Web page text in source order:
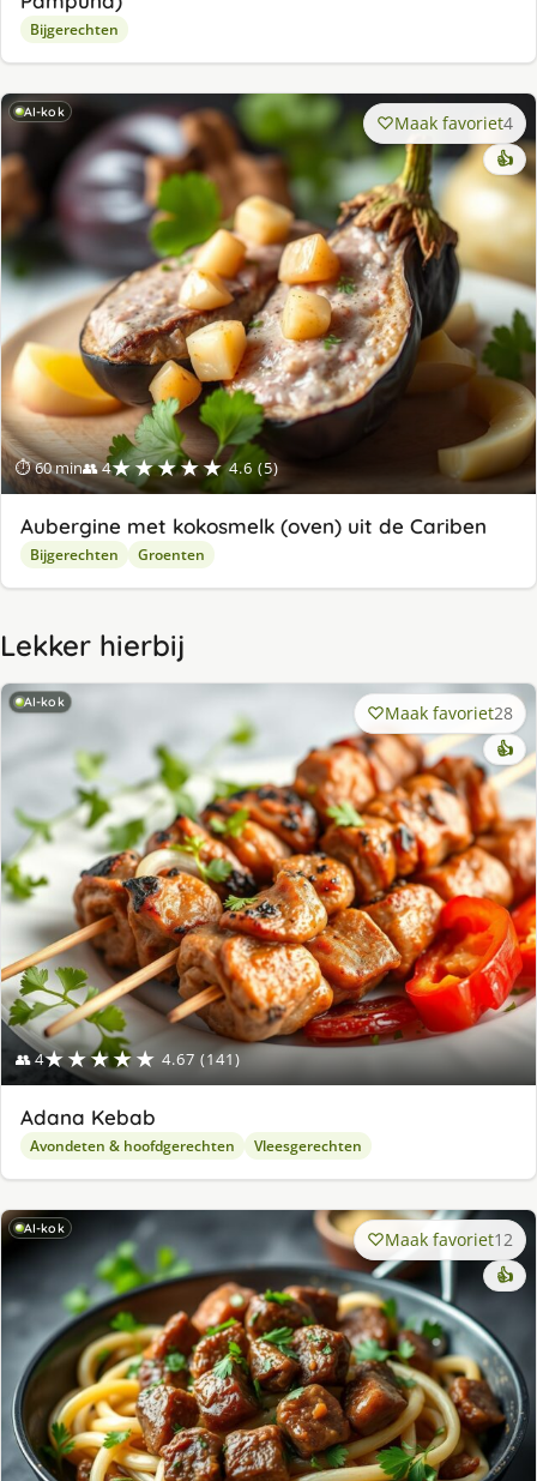
Bijgerechten
AI-kok
⏱ 60 min👥 4★★★★★ 4.6 (5)
Maak favoriet4
👍
Aubergine met kokosmelk (oven) uit de Cariben
Bijgerechten Groenten
Lekker hierbij
AI-kok
👥 4★★★★★ 4.67 (141)
Maak favoriet28
👍
Adana Kebab
Avondeten & hoofdgerechten Vleesgerechten
AI-kok Maak favoriet12
👍